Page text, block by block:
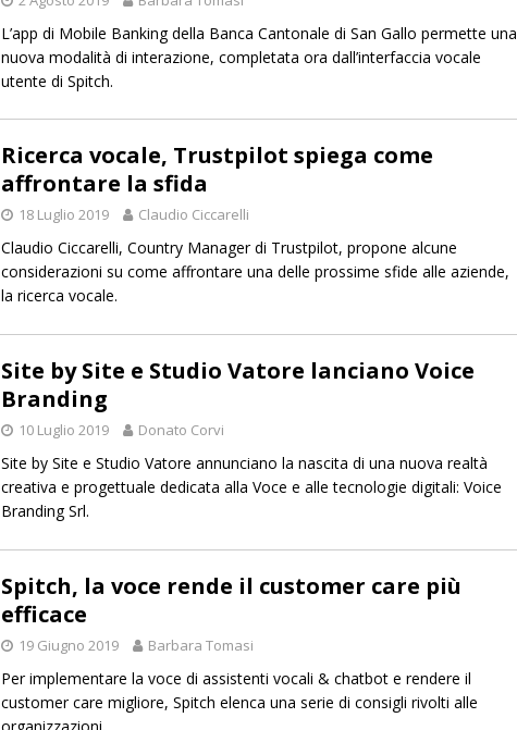
L’app di Mobile Banking della Banca Cantonale di San Gallo permette una
nuova modalità di interazione, completata ora dall’interfaccia vocale
utente di Spitch.
Ricerca vocale, Trustpilot spiega come
affrontare la sfida
18 Luglio 2019 Claudio Ciccarelli
Claudio Ciccarelli, Country Manager di Trustpilot, propone alcune
considerazioni su come affrontare una delle prossime sfide alle aziende,
la ricerca vocale.
Site by Site e Studio Vatore lanciano Voice
Branding
10 Luglio 2019 Donato Corvi
Site by Site e Studio Vatore annunciano la nascita di una nuova realtà
creativa e progettuale dedicata alla Voce e alle tecnologie digitali: Voice
Branding Srl.
Spitch, la voce rende il customer care più
efficace
19 Giugno 2019 Barbara Tomasi
Per implementare la voce di assistenti vocali & chatbot e rendere il
customer care migliore, Spitch elenca una serie di consigli rivolti alle